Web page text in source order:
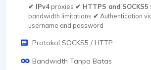
✔ IPv4proxies ✔ HTTPS and SOCKS5
bandwidth limitations ✔ Authentication
username and password
Protokol SOCKS5 / HTTP
Bandwidth Tanpa Batas